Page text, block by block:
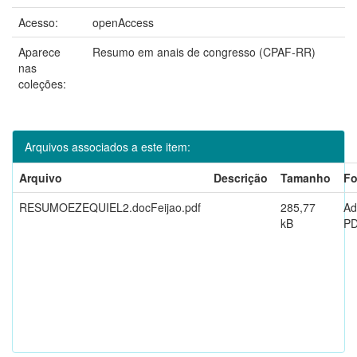
Acesso:
openAccess
Aparece
nas
coleções:
Resumo em anais de congresso (CPAF-RR)
Arquivos associados a este item:
Arquivo
Descrição Tamanho
RESUMOEZEQUIEL2.docFeijao.pdf
285,77
kB